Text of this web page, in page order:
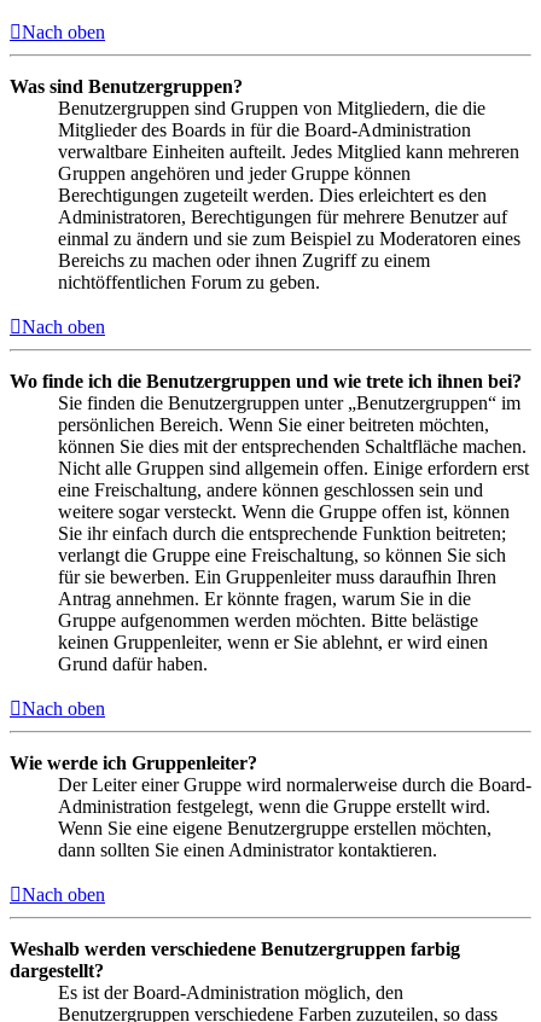
Nach oben
Was sind Benutzergruppen?
Benutzergruppen sind Gruppen von Mitgliedern, die die
Mitglieder des Boards in für die Board-Administration
verwaltbare Einheiten aufteilt. Jedes Mitglied kann mehreren
Gruppen angehören und jeder Gruppe können
Berechtigungen zugeteilt werden. Dies erleichtert es den
Administratoren, Berechtigungen für mehrere Benutzer auf
einmal zu ändern und sie zum Beispiel zu Moderatoren eines
Bereichs zu machen oder ihnen Zugriff zu einem
nichtöffentlichen Forum zu geben.
Nach oben
Wo finde ich die Benutzergruppen und wie trete ich ihnen bei?
Sie finden die Benutzergruppen unter „Benutzergruppen“ im
persönlichen Bereich. Wenn Sie einer beitreten möchten,
können Sie dies mit der entsprechenden Schaltfläche machen.
Nicht alle Gruppen sind allgemein offen. Einige erfordern erst
eine Freischaltung, andere können geschlossen sein und
weitere sogar versteckt. Wenn die Gruppe offen ist, können
Sie ihr einfach durch die entsprechende Funktion beitreten;
verlangt die Gruppe eine Freischaltung, so können Sie sich
für sie bewerben. Ein Gruppenleiter muss daraufhin Ihren
Antrag annehmen. Er könnte fragen, warum Sie in die
Gruppe aufgenommen werden möchten. Bitte belästige
keinen Gruppenleiter, wenn er Sie ablehnt, er wird einen
Grund dafür haben.
Nach oben
Wie werde ich Gruppenleiter?
Der Leiter einer Gruppe wird normalerweise durch die Board-
Administration festgelegt, wenn die Gruppe erstellt wird.
Wenn Sie eine eigene Benutzergruppe erstellen möchten,
dann sollten Sie einen Administrator kontaktieren.
Nach oben
Weshalb werden verschiedene Benutzergruppen farbig
dargestellt?
Es ist der Board-Administration möglich, den
Benutzergruppen verschiedene Farben zuzuteilen, so dass